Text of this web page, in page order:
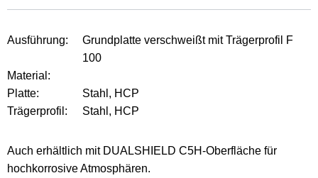
Ausführung:
Grundplatte verschweißt mit Trägerprofil F
100
Material:
Platte:
Stahl, HCP
Trägerprofil:
Stahl, HCP
Auch erhältlich mit DUALSHIELD C5H-Oberfläche für
hochkorrosive Atmosphären.